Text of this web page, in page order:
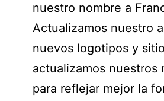
nuestro nombre a
Actualizamos nuestro
nuevos logotipos y
actualizamos nuestros
para reflejar mejor la